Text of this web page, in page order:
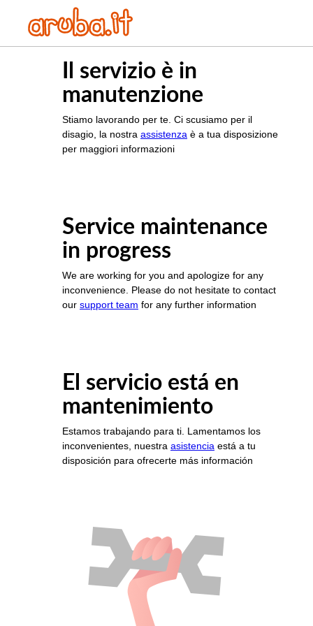
Il servizio è in
manutenzione
Stiamo lavorando per te. Ci scusiamo per il
disagio, la nostra assistenza è a tua disposizione
per maggiori informazioni
Service maintenance
in progress
We are working for you and apologize for any
inconvenience. Please do not hesitate to contact
our support team for any further information
El servicio está en
mantenimiento
Estamos trabajando para ti. Lamentamos los
inconvenientes, nuestra asistencia está a tu
disposición para ofrecerte más información